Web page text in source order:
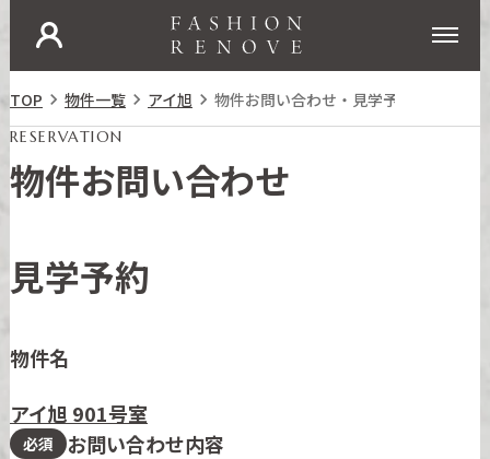
新規入会 仲介業者はこちら
TOP  物件一覧  アイ旭  物件お問い合わせ・見学予約
RESERVATION
物件お問い合わせ
見学予約
物件名
アイ旭 901号室
必須 お問い合わせ内容